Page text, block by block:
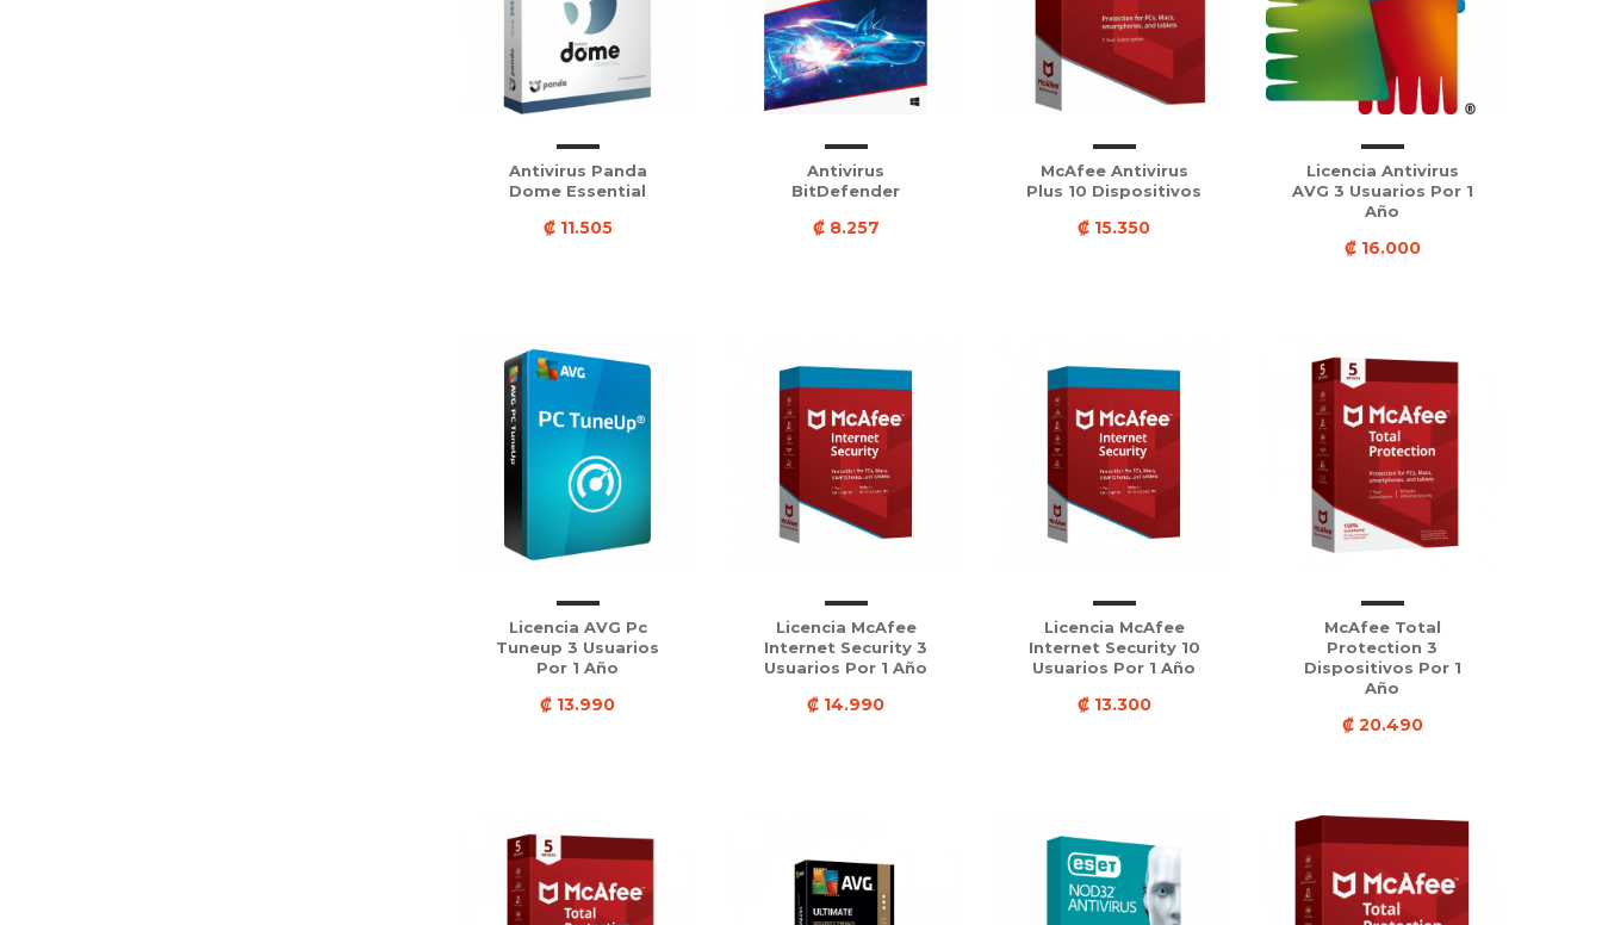
Antivirus Panda
Dome Essential
₡ 11.505
Antivirus
BitDefender
₡ 8.257
McAfee Antivirus
Plus 10 Dispositivos
₡ 15.350
Licencia Antivirus
AVG 3 Usuarios Por 1
Año
₡ 16.000
Licencia AVG Pc
Tuneup 3 Usuarios
Por 1 Año
₡ 13.990
Licencia McAfee
Internet Security 3
Usuarios Por 1 Año
₡ 14.990
Licencia McAfee
Internet Security 10
Usuarios Por 1 Año
₡ 13.300
McAfee Total
Protection 3
Dispositivos Por 1
Año
₡ 20.490